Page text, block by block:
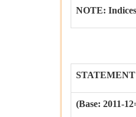
NOTE:
(Base: 2011-